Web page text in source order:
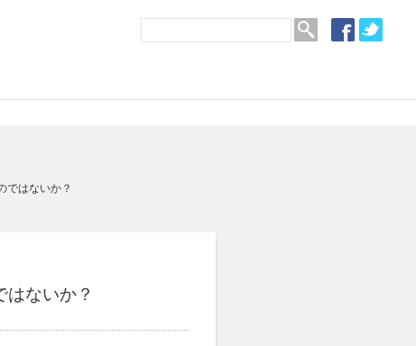
ではないか？
ないか？